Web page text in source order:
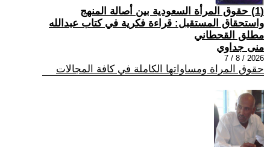
(1) حقوق المرأة السعودية بين أصالة المنهج
واستحقاق المستقبل: قراءة فكرية في كتاب عبدالله
مطلق القحطاني
منى جداوي
2026 / 8 / 7
حقوق المراة ومساواتها الكاملة في كافة المجالات